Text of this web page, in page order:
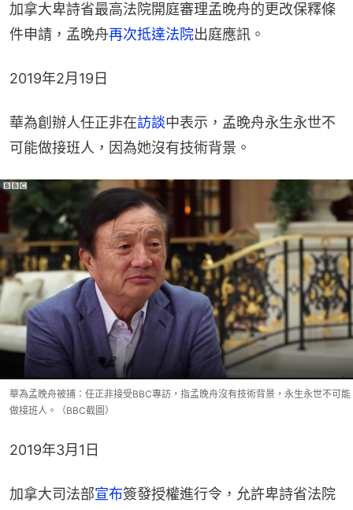
加拿大卑詩省最高法院開庭審理孟晚舟的更改保釋條
件申請，孟晚舟再次抵達法院出庭應訊。
2019年2月19日​
華為創辦人任正非在訪談中表示，孟晚舟永生永世不
可能做接班人，因為她沒有技術背景。
華為孟晚舟被捕：任正非接受BBC專訪，指孟晚舟沒有技術背景，永生永世不可能
做接班人。（BBC截圖）
2019年3月1日​
加拿大司法部宣布簽發授權進行令，允許卑詩省法院